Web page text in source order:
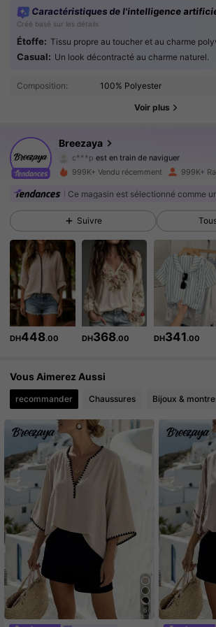
Caractéristiques de l'intelligence
Créé basé sur les détails
Étoffe: Tissu propre au toucher et au charme
Casual: Un look décontracté au charme naturel.
Composition: 100% Polyester
Voir plus
Breezaya
4.86 619K Suiveurs
c***p est en train de naviguer
4.86
619K Suiveurs
4.86 619K Suiveurs
4.86 619K Suiveurs
4.86 619K Suiveurs
4.86 619K Suiveurs
4.86 619K Suiveurs
999K+ Vendu récemment 999K+
Ce magasin est sélectionné comme
Suivre
DH448.00 DH368.00 DH341.00
Vous Aimerez Aussi
recommander Chaussures Bijoux &
6